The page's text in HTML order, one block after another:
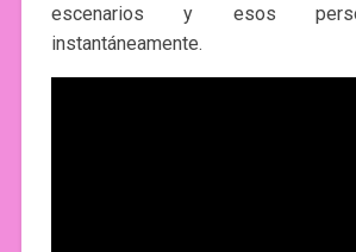
escenarios y esos
instantáneamente.